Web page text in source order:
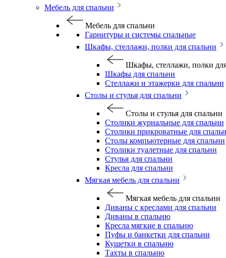
Мебель для спальни
Мебель для спальни
Гарнитуры и системы спальные
Шкафы, стеллажи, полки для спальни
Шкафы, стеллажи, полки
Шкафы для спальни
Стеллажи и этажерки для спальни
Столы и стулья для спальни
Столы и стулья для спальни
Столики журнальные для спальни
Столики прикроватные для
Столы компьютерные для спальни
Столики туалетные для спальни
Стулья для спальни
Кресла для спальни
Мягкая мебель для спальни
Мягкая мебель для спальни
Диваны с креслами для спальни
Диваны в спальню
Кресла мягкие в спальню
Пуфы и банкетки для спальни
Кушетки в спальню
Тахты в спальню